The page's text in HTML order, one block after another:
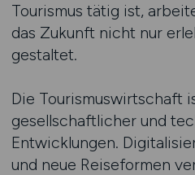
Tourismus tätig ist,
das Zukunft nicht nur
gestaltet.
Die Tourismuswirtschaft
gesellschaftlicher und
Entwicklungen.
und neue Reiseformen